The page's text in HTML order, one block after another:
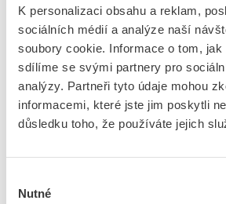
K personalizaci obsahu a reklam,
sociálních médií a analýze naší
soubory cookie. Informace o tom, jak
sdílíme se svými partnery pro
analýzy. Partneři tyto údaje mohou
informacemi, které jste jim poskytli
důsledku toho, že používáte jejich
souhlasu
Nutné
GPSR Details
Odpovědnost za produkt
Tremis s.r.o.
Adresa: č.p. 28, 420 02 Lukavec, Česká
Telefon: 416 531 460
E-mail: info@tremis.cz
www.tremis.cz
Ke stažení